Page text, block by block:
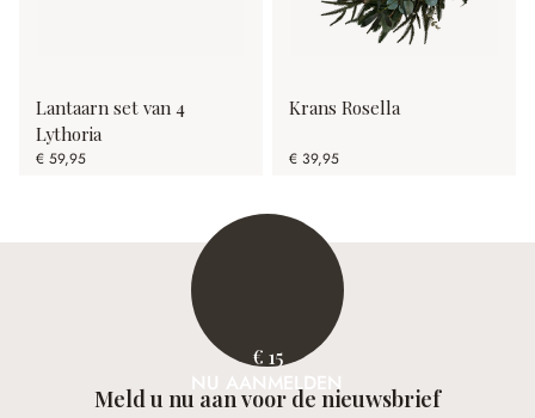
Lantaarn set van 4
Lythoria
€ 59,95
Krans Rosella
€ 39,95
€ 15
NU AANMELDEN
Meld u nu aan voor de nieuwsbrief